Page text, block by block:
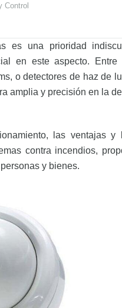
Control
es una prioridad
en este aspecto.
o detectores de haz de
amplia y precisión en la
las ventajas
contra incendios,
y bienes.